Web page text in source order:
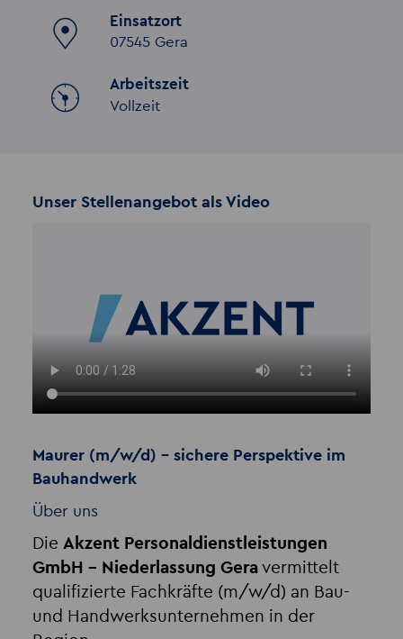
Einsatzort
07545 Gera
Arbeitszeit
Vollzeit
Unser Stellenangebot als Video
Maurer (m/w/d) – sichere Perspektive im
Bauhandwerk
Über uns
Die Akzent Personaldienstleistungen
GmbH – Niederlassung Geravermittelt
qualifizierte Fachkräfte (m/w/d) an Bau-
und Handwerksunternehmen in der